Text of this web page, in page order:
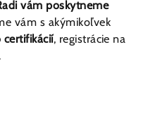
vám poskytneme
vám s akýmikoľvek
certifikácií, registrácie na